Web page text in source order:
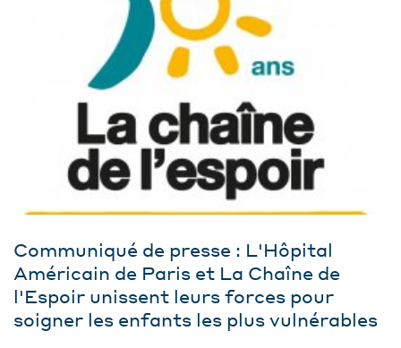
Communiqué de presse : L'Hôpital
Américain de Paris et La Chaîne de
l'Espoir unissent leurs forces pour
soigner les enfants les plus vulnérables